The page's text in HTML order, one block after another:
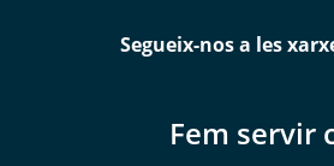
Fem servir
Segueix-nos a les